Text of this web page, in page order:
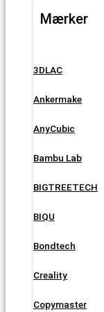
Mærker
3DLAC
Ankermake
AnyCubic
Bambu Lab
BIGTREETECH
BIQU
Bondtech
Creality
Copymaster